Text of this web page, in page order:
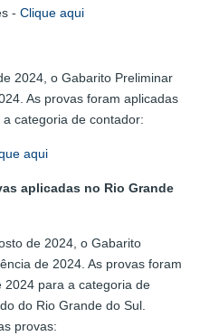
- Clique aqui
2024, o Gabarito Preliminar
As provas foram aplicadas
categoria de contador:
aqui
aplicadas no Rio Grande
de 2024, o Gabarito
de 2024. As provas foram
2024 para a categoria de
do Rio Grande do Sul.
provas: